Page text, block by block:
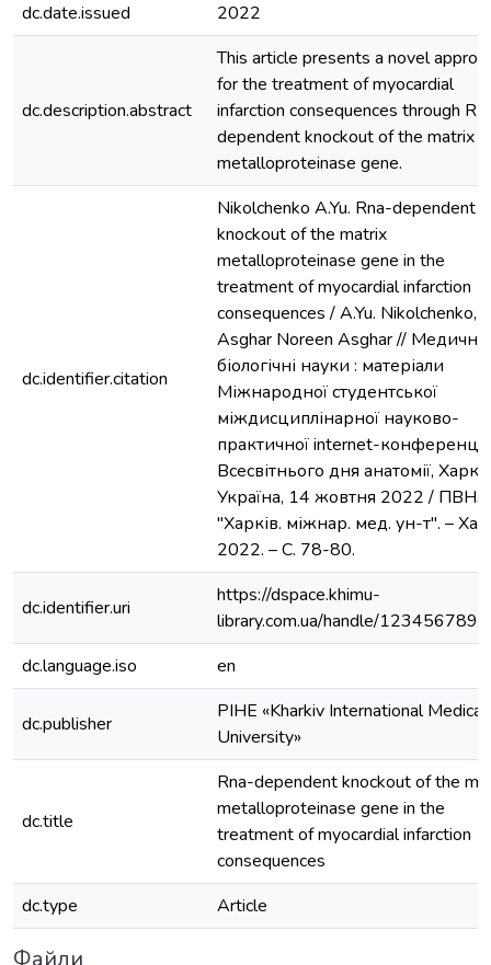
dc.date.issued
2022
dc.description.abstract
This article presents a novel
for the treatment of myocardial
infarction consequences through
dependent knockout of the matrix
metalloproteinase gene.
dc.identifier.citation
Nikolchenko A.Yu. Rna-dependent
knockout of the matrix
metalloproteinase gene in the
treatment of myocardial infarction
consequences / A.Yu. Nikolchenko,
Asghar Noreen Asghar // Медичні
біологічні науки : матеріали
Міжнародної студентської
міждисциплінарної науково-
практичної internet-
Всесвітнього дня анатомії,
Україна, 14 жовтня 2022 / ПВНЗ
"Харків. міжнар. мед. ун-т". –
2022. – С. 78-80.
dc.identifier.uri
https://dspace.khimu-
library.com.ua/handle/123456789/
dc.language.iso
en
dc.publisher
PIHE «Kharkiv International Medical
University»
dc.title
Rna-dependent knockout of the
metalloproteinase gene in the
treatment of myocardial infarction
consequences
dc.type
Article
Файли